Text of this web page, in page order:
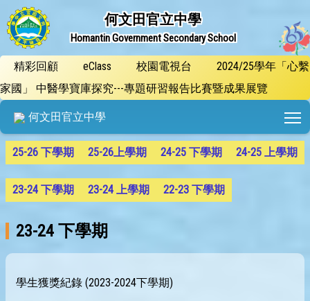
何文田官立中學
Homantin Government Secondary School
精彩回顧 eClass 校園電視台
2024/25學年「心繫
家國」 中醫學寶庫探究---專題研習報告比賽暨成果展覽
何文田官立中學
25-26 下學期 25-26上學期 24-25 下學期 24-25 上學期
23-24 下學期 23-24 上學期 22-23 下學期
23-24 下學期
學生獲獎紀錄 (2023-2024下學期)